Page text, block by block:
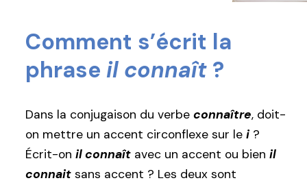
Comment s’écrit la
phrase il connaît ?
Dans la conjugaison du verbe connaître, doit-
on mettre un accent circonflexe sur le i ?
Écrit-on il connaît avec un accent ou bien il
connait sans accent ? Les deux sont